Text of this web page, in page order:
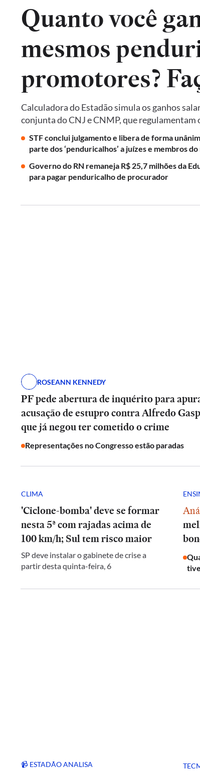
Quanto você
mesmos
promotores?
Calculadora do Estadão simula os ganhos
conjunta do CNJ e CNMP, que
STF conclui julgamento e libera de forma
parte dos ‘penduricalhos’ a juízes e membros
Governo do RN remaneja R$ 25,7 milhões da
para pagar penduricalho de procurador
ROSEANN KENNEDY
PF pede abertura de inquérito para
acusação de estupro contra Alfredo
que já negou ter cometido o crime
Representações no Congresso estão paradas
CLIMA
'Ciclone-bomba' deve se formar
nesta 5ª com rajadas acima de
100 km/h; Sul tem risco maior
SP deve instalar o gabinete de crise a
partir desta quinta-feira, 6
📹 ESTADÃO ANALISA